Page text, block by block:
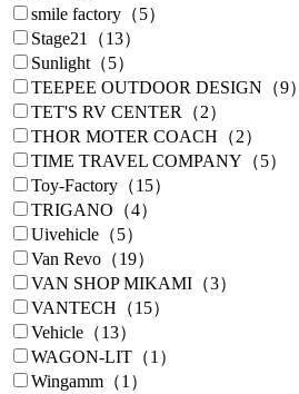
smile factory（5）
Stage21（13）
Sunlight（5）
TEEPEE OUTDOOR DESIGN（9）
TET'S RV CENTER（2）
THOR MOTER COACH（2）
TIME TRAVEL COMPANY（5）
Toy-Factory（15）
TRIGANO（4）
Uivehicle（5）
Van Revo（19）
VAN SHOP MIKAMI（3）
VANTECH（15）
Vehicle（13）
WAGON-LIT（1）
Wingamm（1）